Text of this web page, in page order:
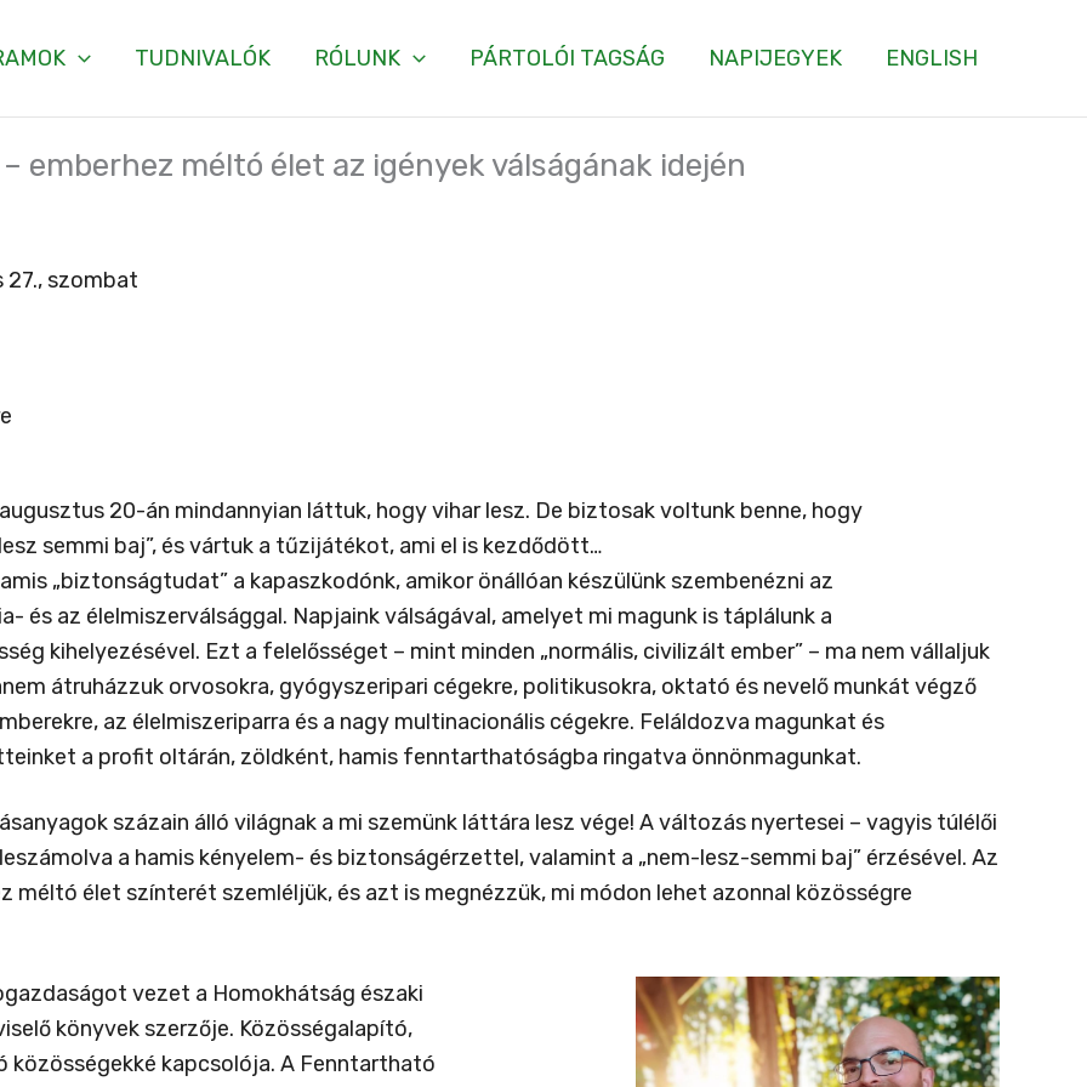
TUDNIVALÓK RÓLUNK PÁRTOLÓI TAGSÁG NAPIJEGYEK ENGLISH
emberhez méltó élet az igények válságának idején
27., szombat
20-án mindannyian láttuk, hogy vihar lesz. De biztosak voltunk benne, hogy
semmi baj”, és vártuk a tűzijátékot, ami el is kezdődött…
„biztonságtudat” a kapaszkodónk, amikor önállóan készülünk szembenézni az
és az élelmiszerválsággal. Napjaink válságával, amelyet mi magunk is táplálunk a
kihelyezésével. Ezt a felelősséget – mint minden „normális, civilizált ember” – ma nem vállaljuk
átruházzuk orvosokra, gyógyszeripari cégekre, politikusokra, oktató és nevelő munkát végző
az élelmiszeriparra és a nagy multinacionális cégekre. Feláldozva magunkat és
a profit oltárán, zöldként, hamis fenntarthatóságba ringatva önnönmagunkat.
százain álló világnak a mi szemünk láttára lesz vége! A változás nyertesei – vagyis túlélői
a hamis kényelem- és biztonságérzettel, valamint a „nem-lesz-semmi baj” érzésével. Az
méltó élet színterét szemléljük, és azt is megnézzük, mi módon lehet azonnal közösségre
vezet a Homokhátság északi
könyvek szerzője. Közösségalapító,
kapcsolója. A Fenntartható